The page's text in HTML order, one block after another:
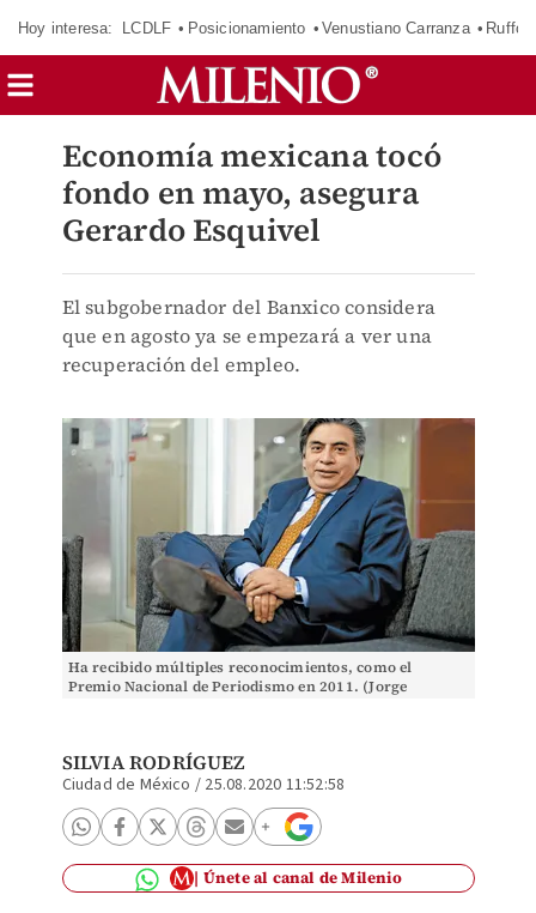
Hoy interesa: LCDLF Posicionamiento Venustiano Carranza Ruffo
Economía mexicana tocó
fondo en mayo, asegura
Gerardo Esquivel
El subgobernador del Banxico considera
que en agosto ya se empezará a ver una
recuperación del empleo.
Ha recibido múltiples reconocimientos, como el
Premio Nacional de Periodismo en 2011. (Jorge
SILVIA RODRÍGUEZ
Ciudad de México / 25.08.2020 11:52:58
Únete al canal de Milenio